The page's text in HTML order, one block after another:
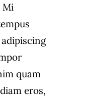
Mi
quam
eros,